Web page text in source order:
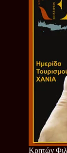
Κρητών